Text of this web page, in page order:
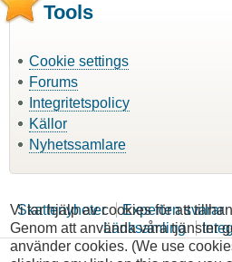
Tools
Cookie settings
Forums
Integritetspolicy
Källor
Nyhetssamlare
Skattenyheter Experten svarar
Länksamling
Vi tar hjälp av cookies för att
Genom att använda våra tjänster
använder cookies. (We use